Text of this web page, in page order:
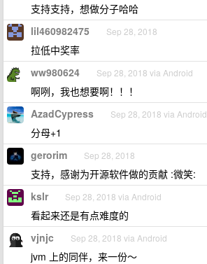
支持支持，想做分子哈哈
lil460982475 Sep 28, 2018
拉低中奖率
ww980624 Sep 28, 2018 via Android
啊咧，我也想要啊！！！
AzadCypress Sep 28, 2018 via Android
分母+1
gerorim Sep 28, 2018
支持，感谢为开源软件做的贡献 :微笑:
kslr Sep 28, 2018 via Android
看起来还是有点难度的
vjnjc Sep 28, 2018 via Android
jvm 上的同伴，来一份～